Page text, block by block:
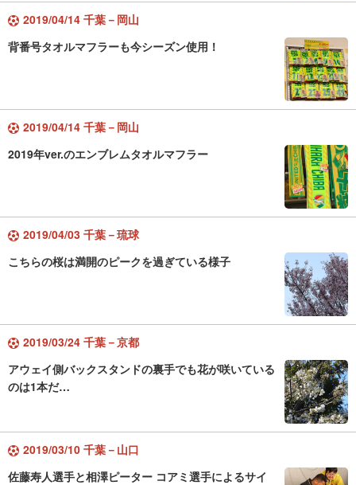
2019/04/14 千葉－岡山
背番号タオルマフラーも今シーズン使用！
2019/04/14 千葉－岡山
2019年ver.のエンブレムタオルマフラー
2019/04/03 千葉－琉球
こちらの桜は満開のピークを過ぎている様子
2019/03/24 千葉－京都
アウェイ側バックスタンドの裏手でも花が咲いている
のは1本だ…
2019/03/10 千葉－山口
佐藤寿人選手と相澤ピーター コアミ選手によるサイ